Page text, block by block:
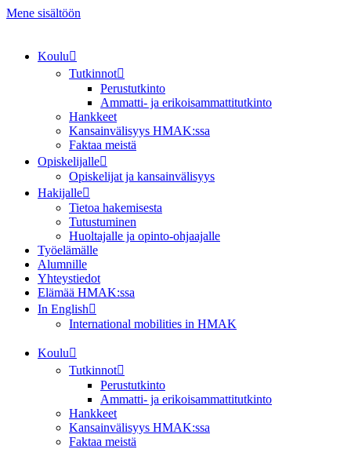
Mene sisältöön
Koulu
Tutkinnot
Perustutkinto
Ammatti- ja erikoisammattitutkinto
Hankkeet
Kansainvälisyys HMAK:ssa
Faktaa meistä
Opiskelijalle
Opiskelijat ja kansainvälisyys
Hakijalle
Tietoa hakemisesta
Tutustuminen
Huoltajalle ja opinto-ohjaajalle
Työelämälle
Alumnille
Yhteystiedot
Elämää HMAK:ssa
In English
International mobilities in HMAK
Koulu
Tutkinnot
Perustutkinto
Ammatti- ja erikoisammattitutkinto
Hankkeet
Kansainvälisyys HMAK:ssa
Faktaa meistä